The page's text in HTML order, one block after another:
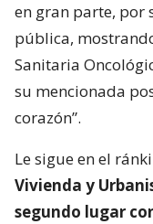
en gran parte, por
pública,
Sanitaria
su mencionada
corazón”.
Le sigue en el
Vivienda y
segundo lugar